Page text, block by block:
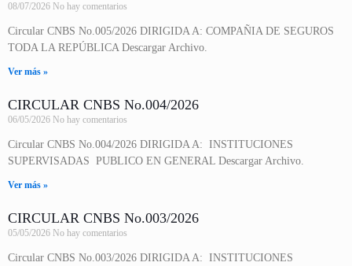
08/07/2026 No hay comentarios
Circular CNBS No.005/2026 DIRIGIDA A: COMPAÑIA DE SEGUROS
TODA LA REPÚBLICA Descargar Archivo.
Ver más »
CIRCULAR CNBS No.004/2026
06/05/2026 No hay comentarios
Circular CNBS No.004/2026 DIRIGIDA A: INSTITUCIONES
SUPERVISADAS PUBLICO EN GENERAL Descargar Archivo.
Ver más »
CIRCULAR CNBS No.003/2026
05/05/2026 No hay comentarios
Circular CNBS No.003/2026 DIRIGIDA A: INSTITUCIONES